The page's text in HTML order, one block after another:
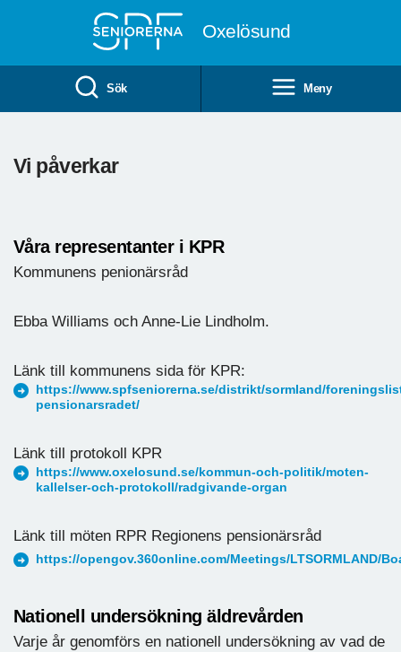
Oxelösund
Sök Meny
Vi påverkar
Våra representanter i KPR
Kommunens penionärsråd
Ebba Williams och Anne-Lie Lindholm.
Länk till kommunens sida för KPR:
https://www.spfseniorerna.se/distrikt/sormland/
pensionarsradet/
Länk till protokoll KPR
https://www.oxelosund.se/kommun-och-politik/moten-
kallelser-och-protokoll/radgivande-organ
Länk till möten RPR Regionens pensionärsråd
https://opengov.360online.com/Meetings/LTSORMLAND/
Nationell undersökning äldrevården
Varje år genomförs en nationell undersökning av vad de